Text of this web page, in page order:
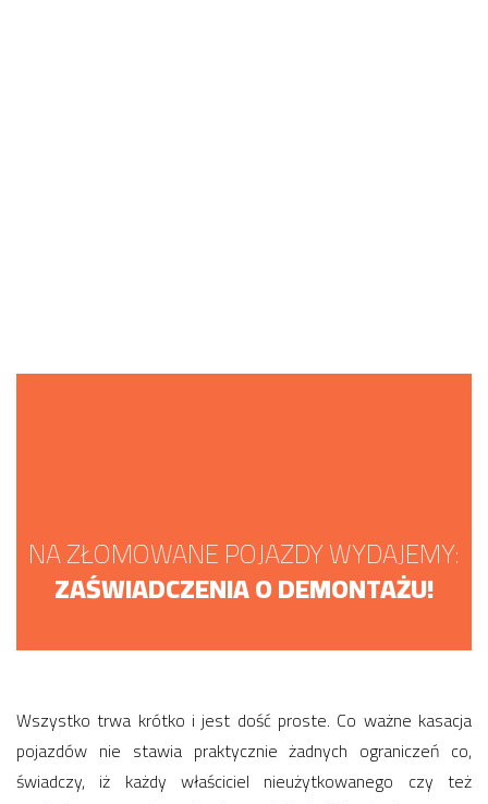
NA ZŁOMOWANE POJAZDY WYDAJEMY:
ZAŚWIADCZENIA O DEMONTAŻU!
Wszystko trwa krótko i jest dość proste. Co ważne kasacja
pojazdów nie stawia praktycznie żadnych ograniczeń co,
świadczy, iż każdy właściciel nieużytkowanego czy też